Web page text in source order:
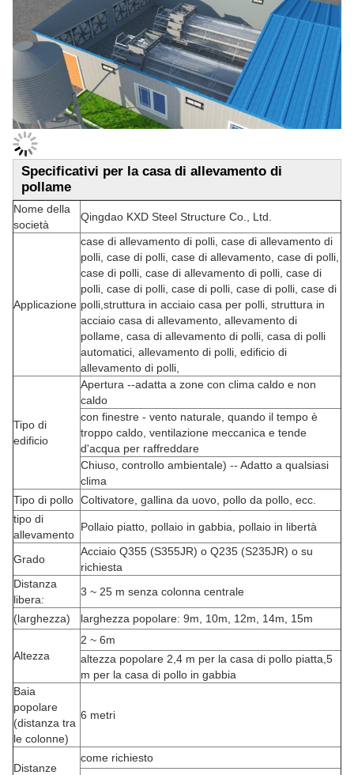
Specificativi per la casa di allevamento di
pollame
Nome della
società
Qingdao KXD Steel Structure Co., Ltd.
Applicazione
case di allevamento di polli, case di allevamento di
polli, case di polli, case di allevamento, case di polli,
case di polli, case di allevamento di polli, case di
polli, case di polli, case di polli, case di polli, case di
polli,struttura in acciaio casa per polli, struttura in
acciaio casa di allevamento, allevamento di
pollame, casa di allevamento di polli, casa di polli
automatici, allevamento di polli, edificio di
allevamento di polli,
Tipo di
edificio
Apertura --adatta a zone con clima caldo e non
caldo
con finestre - vento naturale, quando il tempo è
troppo caldo, ventilazione meccanica e tende
d'acqua per raffreddare
Chiuso, controllo ambientale) -- Adatto a qualsiasi
clima
Tipo di pollo Coltivatore, gallina da uovo, pollo da pollo, ecc.
tipo di
allevamento
Pollaio piatto, pollaio in gabbia, pollaio in libertà
Grado
Acciaio Q355 (S355JR) o Q235 (S235JR) o su
richiesta
Distanza
libera:
3 ~ 25 m senza colonna centrale
(larghezza) larghezza popolare: 9m, 10m, 12m, 14m, 15m
Altezza
2 ~ 6m
altezza popolare 2,4 m per la casa di pollo piatta,5
m per la casa di pollo in gabbia
Baia
popolare
(distanza tra
le colonne)
6 metri
Distanze
come richiesto